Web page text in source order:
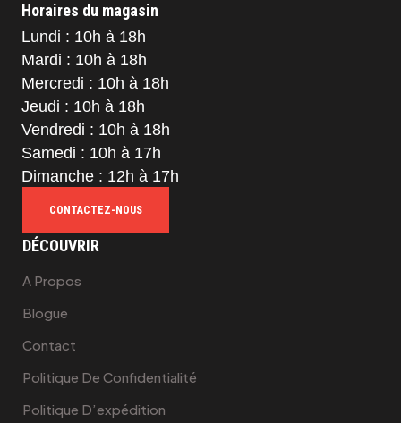
Horaires du magasin
Lundi : 10h à 18h
Mardi : 10h à 18h
Mercredi : 10h à 18h
Jeudi : 10h à 18h
Vendredi : 10h à 18h
Samedi : 10h à 17h
Dimanche : 12h à 17h
CONTACTEZ-NOUS
DÉCOUVRIR
A Propos
Blogue
Contact
Politique De Confidentialité
Politique D’expédition